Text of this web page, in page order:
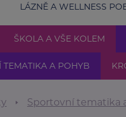
LÁZNĚ A WELLNESS
ŠKOLA A VŠE KOLEM
TEMATIKA A POHYB
Sportovní tematika